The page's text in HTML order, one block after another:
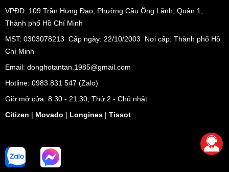
VPĐD: 109 Trần Hưng Đạo, Phường Cầu Ông Lãnh, Quận 1,
Thành phố Hồ Chí Minh
MST: 0303078213 Cấp ngày: 22/10/2003 Nơi cấp: Thành phố Hồ
Chí Minh
Email: donghotantan.1985@gmail.com
Hotline: 0983 831 547 (Zalo)
Giờ mở cửa: 8:30 - 21:30, Thứ 2 - Chủ nhật
Citizen | Movado | Longines | Tissot